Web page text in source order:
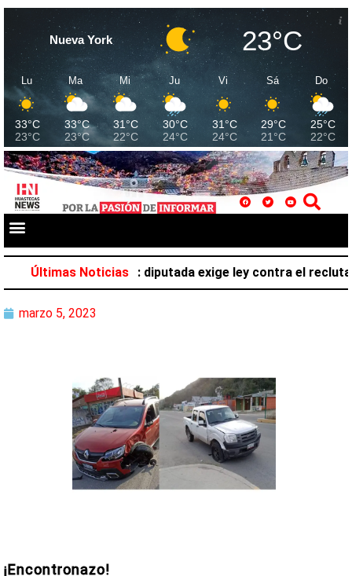
Nueva York 23°C
Lu
33°C
23°C
Ma
33°C
23°C
Mi
31°C
22°C
Ju
30°C
24°C
Vi
31°C
24°C
Sá
29°C
21°C
Do
25°C
22°C
Últimas Noticias
al crimen”: diputada exige ley contra el
marzo 5, 2023
¡Encontronazo!